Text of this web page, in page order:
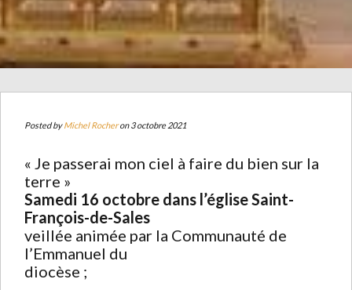
Posted byMichel Rocheron 3 octobre 2021
« Je passerai mon ciel à faire du bien sur la
terre »
Samedi 16 octobre dans l’église Saint-
François-de-Sales
veillée animée par la Communauté de
l’Emmanuel du
diocèse ;